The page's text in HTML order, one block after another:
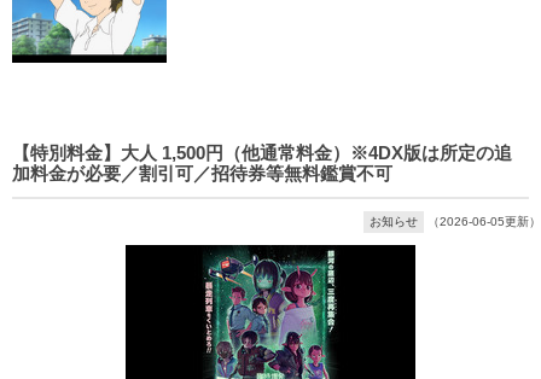
【特別料金】大人 1,500円（他通常料金）※4DX版は所定の追
加料金が必要／割引可／招待券等無料鑑賞不可
お知らせ （2026-06-05更新）